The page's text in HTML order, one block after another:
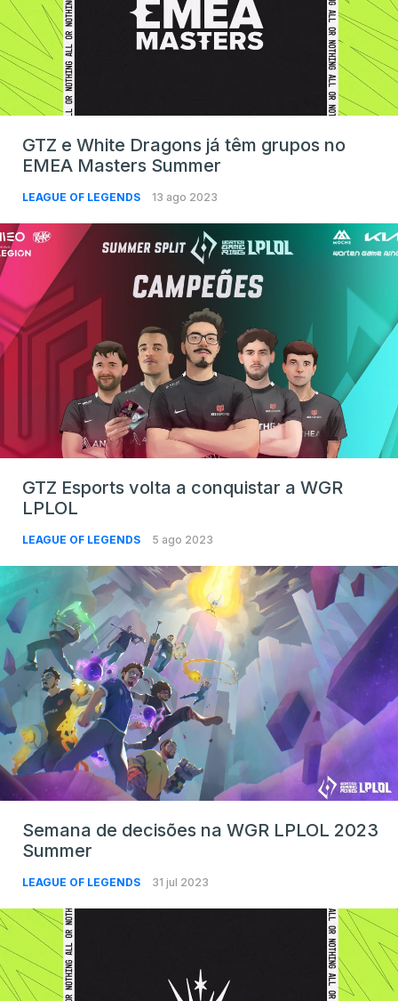
GTZ e White Dragons já têm grupos no
EMEA Masters Summer
LEAGUE OF LEGENDS 13 ago 2023
GTZ Esports volta a conquistar a WGR
LPLOL
LEAGUE OF LEGENDS 5 ago 2023
Semana de decisões na WGR LPLOL 2023
Summer
LEAGUE OF LEGENDS 31 jul 2023